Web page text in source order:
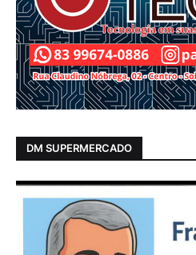
DM SUPERMERCADO